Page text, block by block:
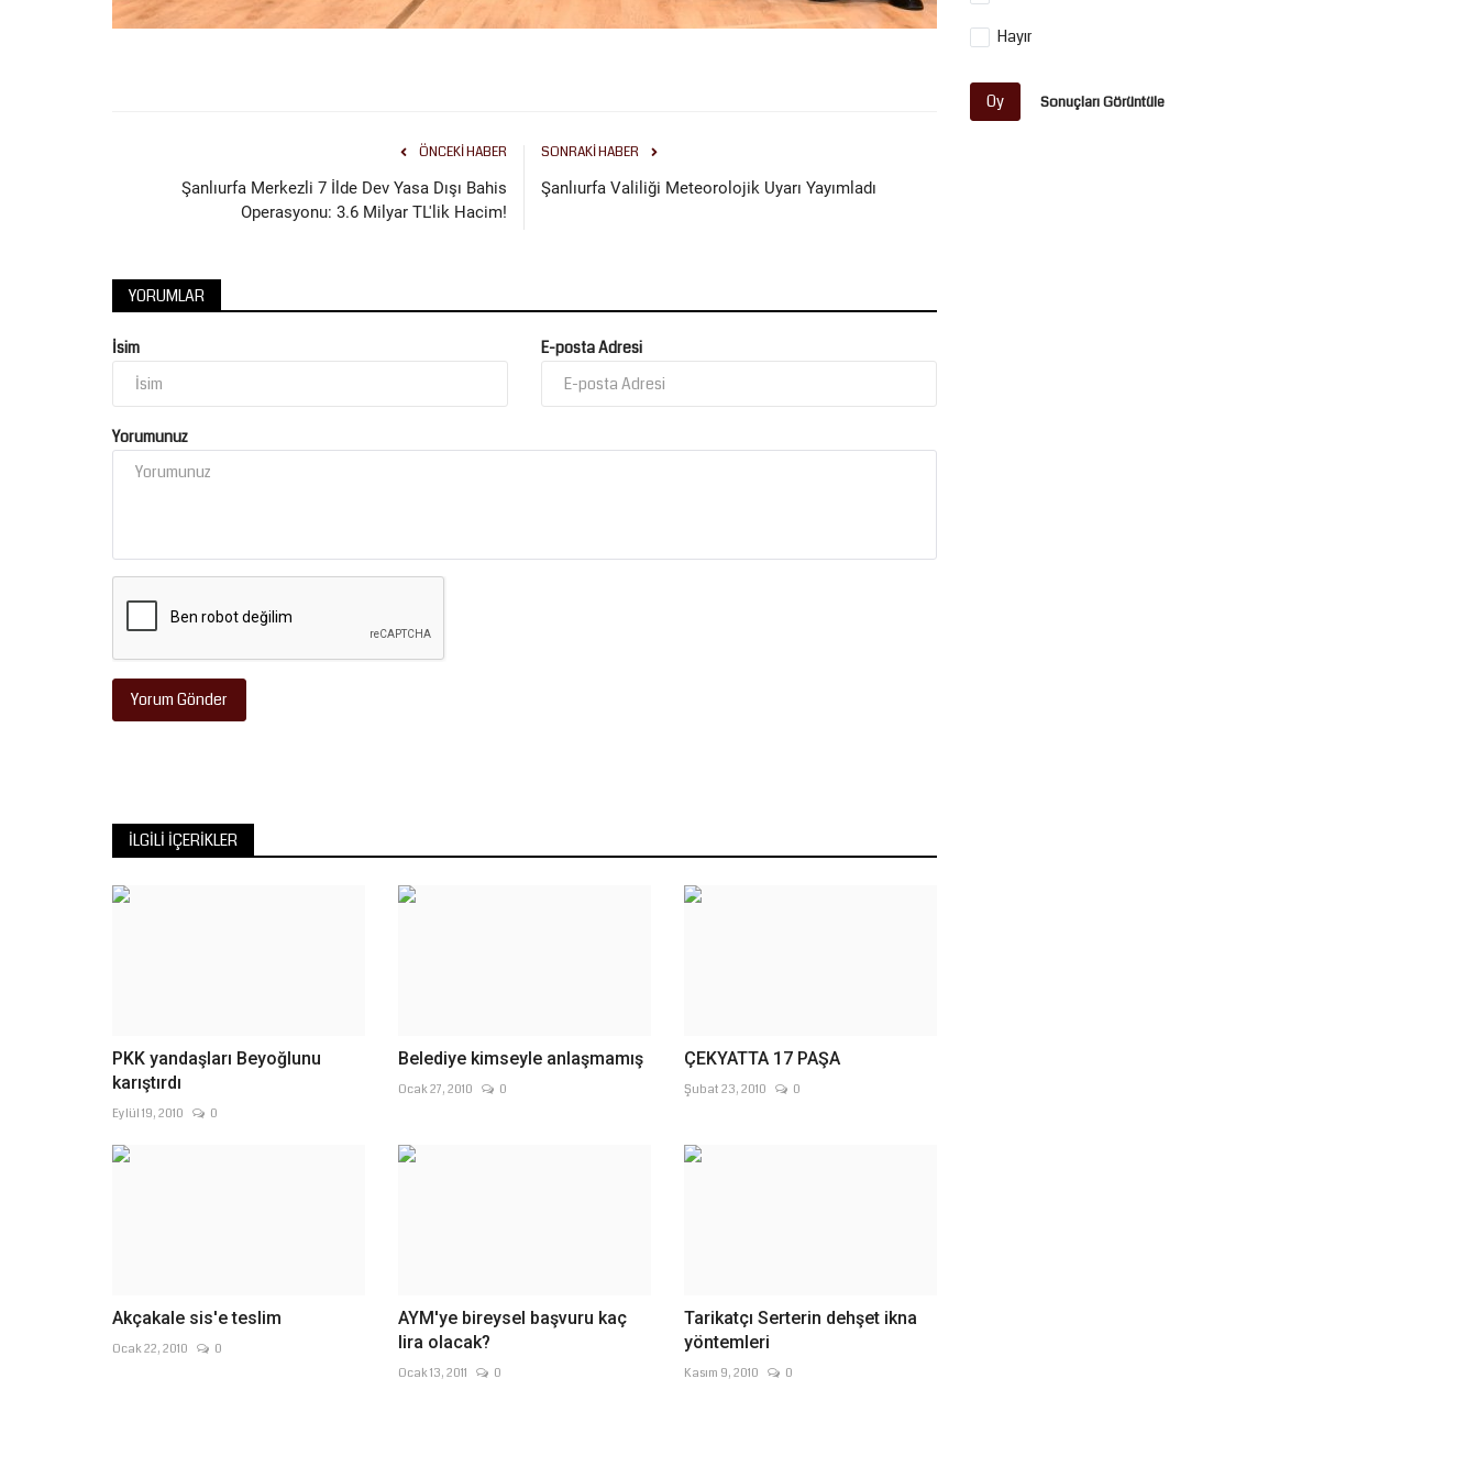
ÖNCEKI HABER
Şanlıurfa Merkezli 7 İlde Dev Yasa Dışı Bahis
Operasyonu: 3.6 Milyar TL'lik Hacim!
SONRAKI HABER
Şanlıurfa Valiliği Meteorolojik Uyarı Yayımladı
YORUMLAR
İsim E-posta Adresi
Yorumunuz
Yorum Gönder
İLGILI İÇERIKLER
PKK yandaşları Beyoğlunu
karıştırdı
Eylül 19, 2010 0
Belediye kimseyle anlaşmamış
Ocak 27, 2010 0
ÇEKYATTA 17 PAŞA
Şubat 23, 2010 0
Akçakale sis'e teslim
Ocak 22, 2010 0
AYM'ye bireysel başvuru kaç
lira olacak?
Ocak 13, 2011 0
Tarikatçı Serterin dehşet ikna
yöntemleri
Kasım 9, 2010 0
Hayır
Oy Sonuçları Görüntüle